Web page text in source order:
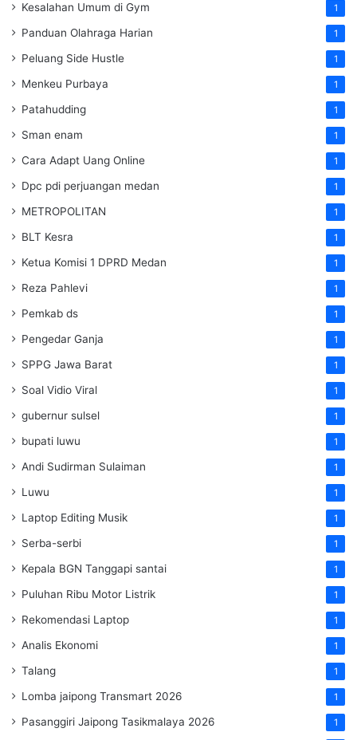
Kesalahan Umum di Gym 1
Panduan Olahraga Harian 1
Peluang Side Hustle 1
Menkeu Purbaya 1
Patahudding 1
Sman enam 1
Cara Adapt Uang Online 1
Dpc pdi perjuangan medan 1
METROPOLITAN 1
BLT Kesra 1
Ketua Komisi 1 DPRD Medan 1
Reza Pahlevi 1
Pemkab ds 1
Pengedar Ganja 1
SPPG Jawa Barat 1
Soal Vidio Viral 1
gubernur sulsel 1
bupati luwu 1
Andi Sudirman Sulaiman 1
Luwu 1
Laptop Editing Musik 1
Serba-serbi 1
Kepala BGN Tanggapi santai 1
Puluhan Ribu Motor Listrik 1
Rekomendasi Laptop 1
Analis Ekonomi 1
Talang 1
Lomba jaipong Transmart 2026 1
Pasanggiri Jaipong Tasikmalaya 2026 1